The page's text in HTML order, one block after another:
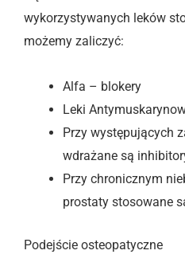
wykorzystywanych leków
możemy zaliczyć:
Alfa – blokery
Leki
Przy występujących
wdrażane są
Przy chronicznym
prostaty stosowane
Podejście osteopatyczne